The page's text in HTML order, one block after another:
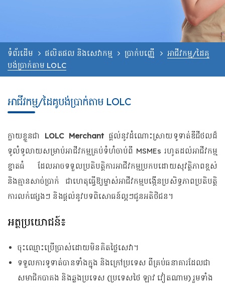
ទំព័រដើម ផលិតផល និងសេវាកម្ម ប្រាក់បញ្ញើ
អាជីវកម្ម/ដៃគូ
បង់ប្រាក់តាម LOLC
អាជីវកម្ម/ដៃគូបង់ប្រាក់តាម LOLC
ក្លាយខ្លួនជា LOLC Merchantផ្តល់នូវដំណោះស្រាយទូទាត់ឌីជីថលដ៏
ទូលំទូលាយសម្រាប់អាជីវកម្មគ្រប់ទំហំចាប់ពី MSMEs រហូតដល់អាជីវកម្ម
ខ្នាតធំ ដែលអាចទទួលប្រតិបត្តិការអាជីវកម្មប្រកបដោយសុវត្ថិភាពខ្ពស់
និងគ្មានសាច់ប្រាក់ ជាហេតុធ្វើឱ្យម្ចាស់អាជីវកម្មបង្កើនប្រសិទ្ធភាពប្រតិបត្តិ
ការលក់ផ្សេងៗ និងផ្តល់នូវបទពិសោធន៍ល្អៗជូនអតិថិជន។
អត្ថប្រយោជន៍៖
ចុះឈ្មោះប្រើប្រាស់ដោយមិនគិតថ្លៃសេវា។
ទទួលការទូទាត់បានទាំងក្នុង និងក្រៅប្រទេស ពីគ្រប់ធនាគារដែលជា
សមាជិកបាគង និងឆ្លងប្រទេស (ប្រទេសថៃ ឡាវ វៀតណាម) រួមទាំង